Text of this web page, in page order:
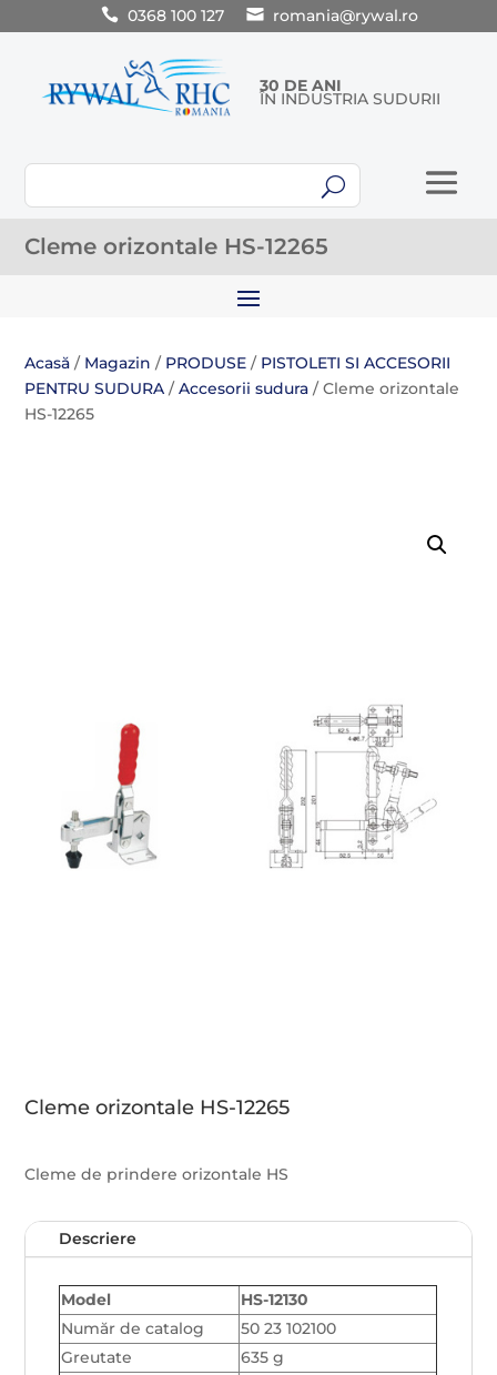
0368 100 127 romania@rywal.ro
30 DE ANI
ÎN INDUSTRIA SUDURII
U
Cleme orizontale HS-12265
Acasă / Magazin / PRODUSE / PISTOLETI SI ACCESORII
PENTRU SUDURA /Accesorii sudura / Cleme orizontale
HS-12265
Cleme orizontale HS-12265
Cleme de prindere orizontale HS
Descriere
Model
HS-12130
Număr de catalog
50 23 102100
Greutate
635 g